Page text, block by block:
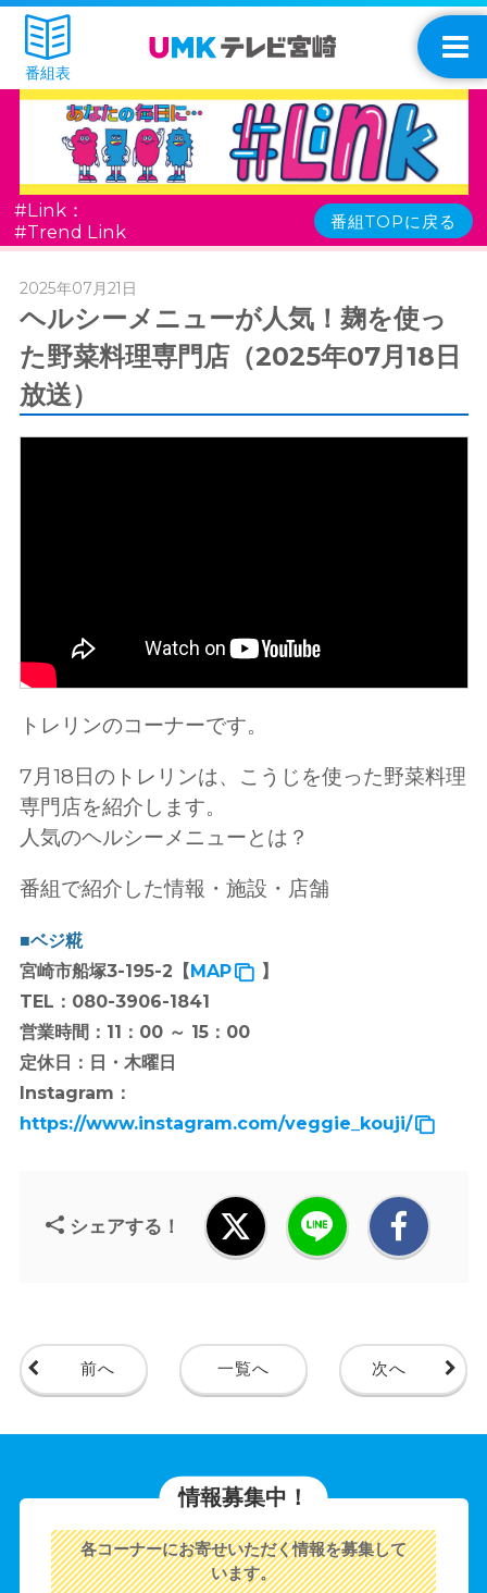
番組表
#Link：
#Trend Link
番組TOPに戻る
2025年07月21日
ヘルシーメニューが人気！麹を使っ
た野菜料理専門店（2025年07月18日
放送）
トレリンのコーナーです。
7月18日のトレリンは、こうじを使った野菜料理
専門店を紹介します。
人気のヘルシーメニューとは？
番組で紹介した情報・施設・店舗
■ベジ糀
宮崎市船塚3-195-2【 MAP
】
TEL：080-3906-1841
営業時間：11：00 ～ 15：00
定休日：日・木曜日
Instagram：
https://www.instagram.com/veggie_kouji/
シェアする！
前へ 一覧へ 次へ
情報募集中！
各コーナーにお寄せいただく情報を募集して
います。